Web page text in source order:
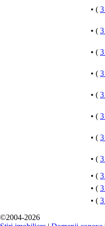
• (
• (
• (
• (
• (
• (
• (
• (
• (
• (
• (
©2004-2026